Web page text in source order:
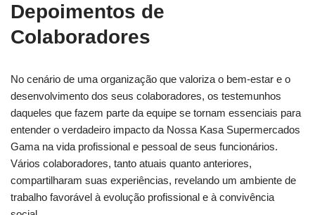
Depoimentos de
Colaboradores
No cenário de uma organização que valoriza o bem-estar e o
desenvolvimento dos seus colaboradores, os testemunhos
daqueles que fazem parte da equipe se tornam essenciais para
entender o verdadeiro impacto da Nossa Kasa Supermercados
Gama na vida profissional e pessoal de seus funcionários.
Vários colaboradores, tanto atuais quanto anteriores,
compartilharam suas experiências, revelando um ambiente de
trabalho favorável à evolução profissional e à convivência